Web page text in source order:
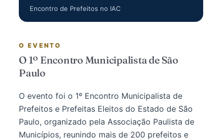
Encontro de Prefeitos no IAC
O EVENTO
O 1º Encontro Municipalista de São
Paulo
O evento foi o 1º Encontro Municipalista de
Prefeitos e Prefeitas Eleitos do Estado de São
Paulo, organizado pela Associação Paulista de
Municípios, reunindo mais de 200 prefeitos e